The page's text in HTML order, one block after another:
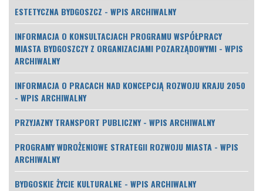
ESTETYCZNA BYDGOSZCZ - WPIS ARCHIWALNY
INFORMACJA O KONSULTACJACH PROGRAMU WSPÓŁPRACY
MIASTA BYDGOSZCZY Z ORGANIZACJAMI POZARZĄDOWYMI - WPIS
ARCHIWALNY
INFORMACJA O PRACACH NAD KONCEPCJĄ ROZWOJU KRAJU 2050
- WPIS ARCHIWALNY
PRZYJAZNY TRANSPORT PUBLICZNY - WPIS ARCHIWALNY
PROGRAMY WDROŻENIOWE STRATEGII ROZWOJU MIASTA - WPIS
ARCHIWALNY
BYDGOSKIE ŻYCIE KULTURALNE - WPIS ARCHIWALNY